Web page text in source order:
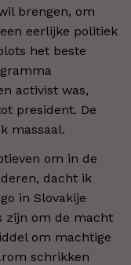
brengen, om
eerlijke politiek
het beste
activist was,
president. De
massaal.
om in de
dacht ik
in Slovakije
zijn om de macht
om machtige
schrikken